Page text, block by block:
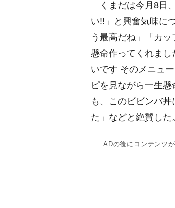
くまだは今月8日
い!!」と興奮気味に
う最高だね」「カ
懸命作ってくれまし
いです そのメニュ
ピを見ながら一生
も、このビビンバ
た」などと絶賛した。
ADの後にコンテンツ